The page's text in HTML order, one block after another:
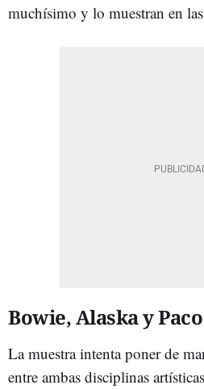
muchísimo y lo muestran en
Bowie, Alaska y
La muestra intenta poner de
entre ambas disciplinas